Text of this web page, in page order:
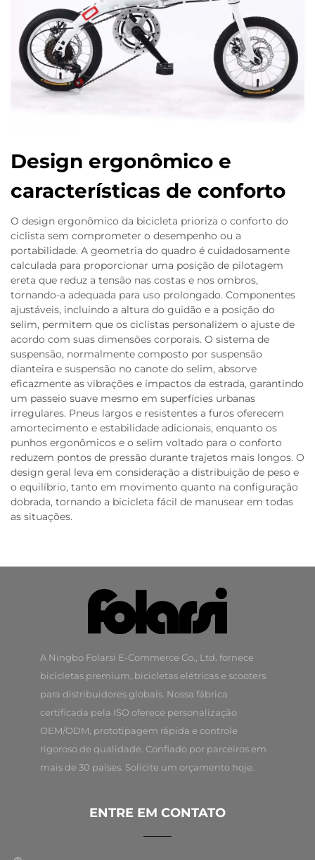
Design ergonômico e
características de conforto
O design ergonômico da bicicleta prioriza o conforto do
ciclista sem comprometer o desempenho ou a
portabilidade. A geometria do quadro é cuidadosamente
calculada para proporcionar uma posição de pilotagem
ereta que reduz a tensão nas costas e nos ombros,
tornando-a adequada para uso prolongado. Componentes
ajustáveis, incluindo a altura do guidão e a posição do
selim, permitem que os ciclistas personalizem o ajuste de
acordo com suas dimensões corporais. O sistema de
suspensão, normalmente composto por suspensão
dianteira e suspensão no canote do selim, absorve
eficazmente as vibrações e impactos da estrada, garantindo
um passeio suave mesmo em superfícies urbanas
irregulares. Pneus largos e resistentes a furos oferecem
amortecimento e estabilidade adicionais, enquanto os
punhos ergonômicos e o selim voltado para o conforto
reduzem pontos de pressão durante trajetos mais longos. O
design geral leva em consideração a distribuição de peso e
o equilíbrio, tanto em movimento quanto na configuração
dobrada, tornando a bicicleta fácil de manusear em todas
as situações.
A Ningbo Folarsi E-Commerce Co., Ltd. fornece
bicicletas premium, bicicletas elétricas e scooters
para distribuidores globais. Nossa fábrica
certificada pela ISO oferece personalização
OEM/ODM, prototipagem rápida e controle
rigoroso de qualidade. Confiado por parceiros em
mais de 30 países. Solicite um orçamento hoje.
ENTRE EM CONTATO